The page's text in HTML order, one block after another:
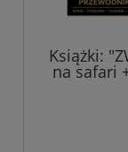
Książki:
na safari